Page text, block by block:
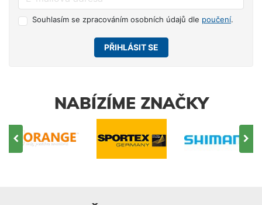
Souhlasím se zpracováním osobních údajů dle poučení.
PŘIHLÁSIT SE
NABÍZÍME ZNAČKY